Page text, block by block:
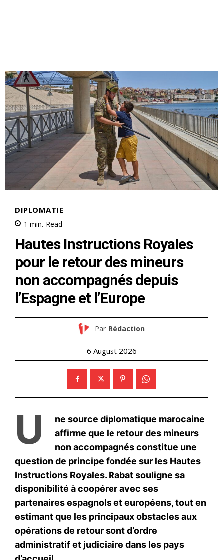
le1.ma
l'intelligence de
l'information
S'ABONNER MAINTENANT
Insight Publications
À propos
Nous contacter
Formules d’abonnement